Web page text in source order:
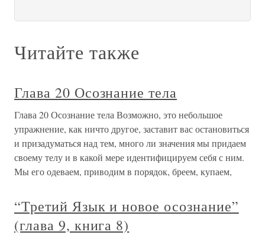
Читайте также
Глава 20 Осознание тела
Глава 20 Осознание тела Возможно, это небольшое
упражнение, как ничто другое, заставит вас остановиться
и призадуматься над тем, много ли значения мы придаем
своему телу и в какой мере идентифицируем себя с ним.
Мы его одеваем, приводим в порядок, бреем, купаем,
“Третий Язык и новое осознание”
(глава 9, книга 8)